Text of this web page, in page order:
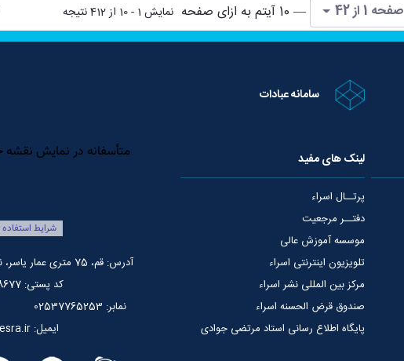
صفحه 1 از 42 — 10 آیتم به ازای صفحه نمایش 1 - 10 از 412 نتیجه
سامانه عبادات
لینک های مفید
پرتــال اسراء
دفتــر مرجعیت
موسسه آموزش عالی
تلویزیون اینترنتی اسراء
مرکز بین المللی نشر اسراء
صندوق قرض الحسنه اسراء
پایگاه اطلاع رسانی استاد مرتضی جوادی
آدرس: قم، 75 متری عمار یاسر، نبش خیابان شهید قدوسی
کد پستی: 3719158677
نمابر: 02537765253
ایمیل: info@esra.ir